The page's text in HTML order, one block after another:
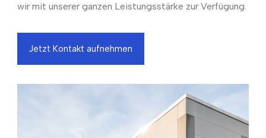
wir mit unserer ganzen Leistungsstärke zur Verfügung.
Jetzt Kontakt aufnehmen